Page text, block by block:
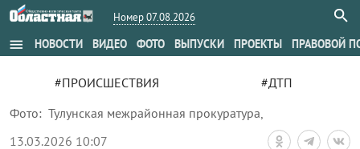
Номер 07.08.2026
menu НОВОСТИ ВИДЕО ФОТО ВЫПУСКИ ПРОЕКТЫ ПРАВОВОЙ
#ПРОИСШЕСТВИЯ
#ДТП
Фото: Тулунская межрайонная прокуратура,
13.03.2026 10:07